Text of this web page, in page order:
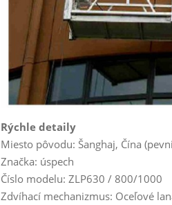
Rýchle detaily
Miesto pôvodu: Šanghaj, Čína
Značka: úspech
Číslo modelu: ZLP630 / 800/1000
Zdvíhací mechanizmus: Oceľové